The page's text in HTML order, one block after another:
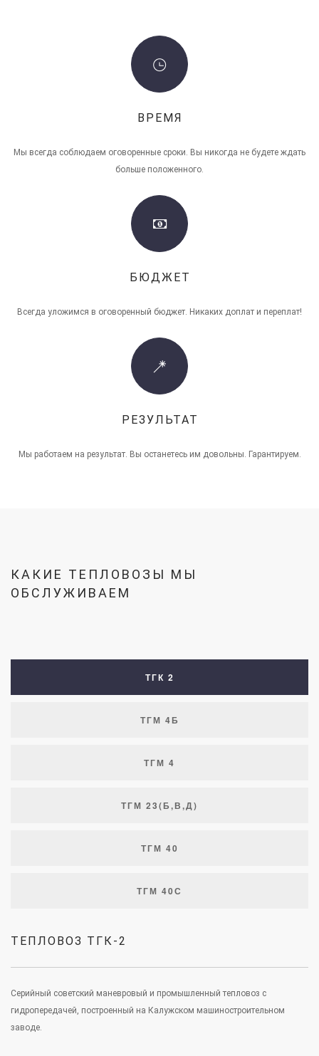
ВРЕМЯ
Мы всегда соблюдаем оговоренные сроки. Вы никогда не будете ждать
больше положенного.
БЮДЖЕТ
Всегда уложимся в оговоренный бюджет. Никаких доплат и переплат!
РЕЗУЛЬТАТ
Мы работаем на результат. Вы останетесь им довольны. Гарантируем.
КАКИЕ ТЕПЛОВОЗЫ МЫ
ОБСЛУЖИВАЕМ
ТГК 2
ТГМ 4Б
ТГМ 4
ТГМ 23(Б,В,Д)
ТГМ 40
ТГМ 40С
ТЕПЛОВОЗ ТГК-2
Серийный советский маневровый и промышленный тепловоз с
гидропередачей, построенный на Калужском машиностроительном
заводе.